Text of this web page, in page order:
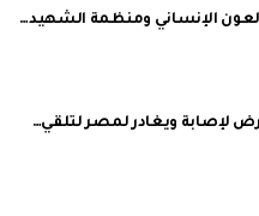
الإنساني ومنظمة الشهيد…
لإصابة ويغادر لمصر لتلقي…